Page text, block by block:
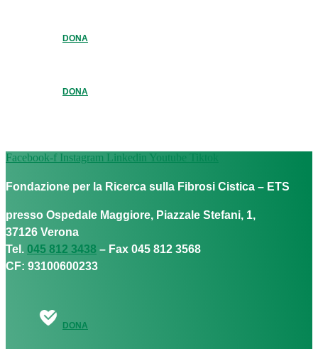
DONA
DONA
Facebook-f Instagram Linkedin Youtube Tiktok
Fondazione per la Ricerca sulla Fibrosi Cistica – ETS
presso Ospedale Maggiore, Piazzale Stefani, 1,
37126 Verona
Tel. 045 812 3438 – Fax 045 812 3568
CF: 93100600233
DONA